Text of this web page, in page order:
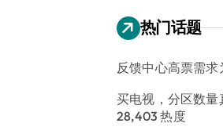
热门话题
反馈中心高票需求
买电视，分区数量
28,403 热度